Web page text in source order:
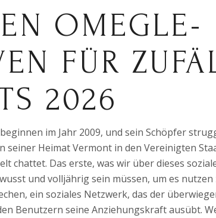
OMEGLE-
FÜR
2026
im Jahr 2009, und sein Schöpfer
seiner Heimat Vermont in den Vereinigten
chattet. Das erste, was wir über dieses
und volljährig sein müssen, um es
ein soziales Netzwerk, das der
Benutzern seine Anziehungskraft ausübt.